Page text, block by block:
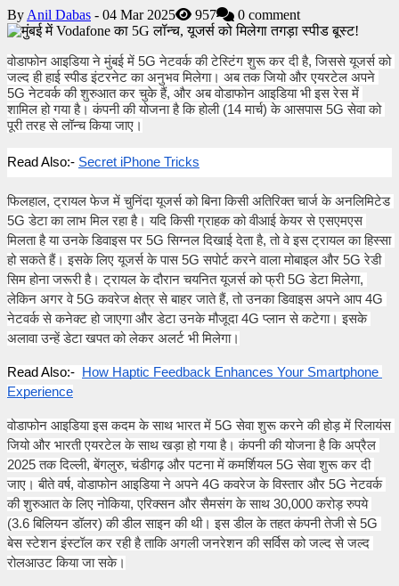
By Anil Dabas - 04 Mar 2025 957 0 comment
वोडाफोन आइडिया ने मुंबई में 5G नेटवर्क की टेस्टिंग शुरू कर दी है, जिससे यूजर्स को
जल्द ही हाई स्पीड इंटरनेट का अनुभव मिलेगा। अब तक जियो और एयरटेल अपने
5G नेटवर्क की शुरुआत कर चुके हैं, और अब वोडाफोन आइडिया भी इस रेस में
शामिल हो गया है। कंपनी की योजना है कि होली (14 मार्च) के आसपास 5G सेवा को
पूरी तरह से लॉन्च किया जाए।
Read Also:- Secret iPhone Tricks
फिलहाल, ट्रायल फेज में चुनिंदा यूजर्स को बिना किसी अतिरिक्त चार्ज के अनलिमिटेड
5G डेटा का लाभ मिल रहा है। यदि किसी ग्राहक को वीआई केयर से एसएमएस
मिलता है या उनके डिवाइस पर 5G सिग्नल दिखाई देता है, तो वे इस ट्रायल का हिस्सा
हो सकते हैं। इसके लिए यूजर्स के पास 5G सपोर्ट करने वाला मोबाइल और 5G रेडी
सिम होना जरूरी है। ट्रायल के दौरान चयनित यूजर्स को फ्री 5G डेटा मिलेगा,
लेकिन अगर वे 5G कवरेज क्षेत्र से बाहर जाते हैं, तो उनका डिवाइस अपने आप 4G
नेटवर्क से कनेक्ट हो जाएगा और डेटा उनके मौजूदा 4G प्लान से कटेगा। इसके
अलावा उन्हें डेटा खपत को लेकर अलर्ट भी मिलेगा।
Read Also:-
How Haptic Feedback Enhances Your Smartphone
Experience
वोडाफोन आइडिया इस कदम के साथ भारत में 5G सेवा शुरू करने की होड़ में रिलायंस
जियो और भारती एयरटेल के साथ खड़ा हो गया है। कंपनी की योजना है कि अप्रैल
2025 तक दिल्ली, बेंगलुरु, चंडीगढ़ और पटना में कमर्शियल 5G सेवा शुरू कर दी
जाए। बीते वर्ष, वोडाफोन आइडिया ने अपने 4G कवरेज के विस्तार और 5G नेटवर्क
की शुरुआत के लिए नोकिया, एरिक्सन और सैमसंग के साथ 30,000 करोड़ रुपये
(3.6 बिलियन डॉलर) की डील साइन की थी। इस डील के तहत कंपनी तेजी से 5G
बेस स्टेशन इंस्टॉल कर रही है ताकि अगली जनरेशन की सर्विस को जल्द से जल्द
रोलआउट किया जा सके।